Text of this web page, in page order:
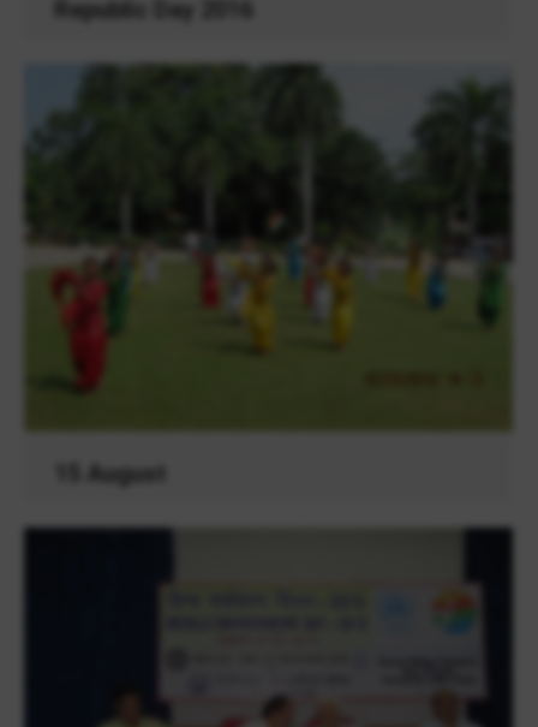
Republic Day 2016
15 August